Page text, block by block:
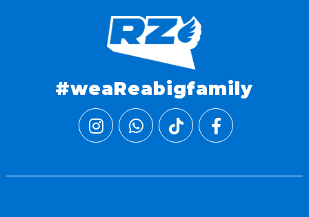
#weaReabigfamily